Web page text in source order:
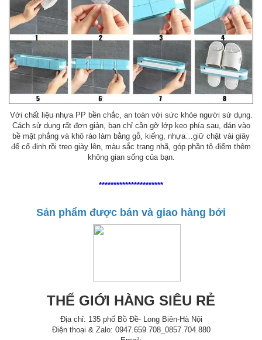
Với chất liệu nhựa PP bền chắc, an toàn với sức khỏe người sử dụng.
Cách sử dụng rất đơn giản, bạn chỉ cần gỡ lớp keo phía sau, dán vào
bề mặt phẳng và khô ráo làm bằng gỗ, kiếng, nhựa…giữ chặt vài giây
để cố định rồi treo giày lên, màu sắc trang nhã, góp phần tô điểm thêm
không gian sống của bạn.
**********************
Sản phẩm được bán và giao hàng bởi
THẾ GIỚI HÀNG SIÊU RẺ
Địa chỉ: 135 phố Bồ Đề- Long Biên-Hà Nội
Điện thoại & Zalo: 0947.659.708_0857.704.880